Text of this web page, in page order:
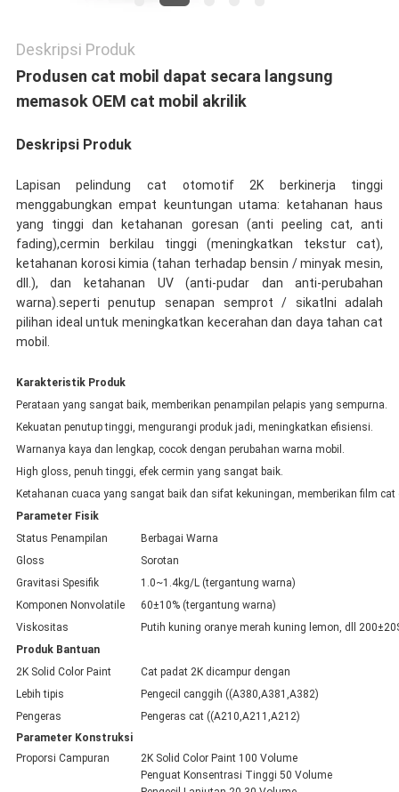
Deskripsi Produk
Produsen cat mobil dapat secara langsung
memasok OEM cat mobil akrilik
Deskripsi Produk
Lapisan pelindung cat otomotif 2K berkinerja tinggi
menggabungkan empat keuntungan utama: ketahanan haus
yang tinggi dan ketahanan goresan (anti peeling cat, anti
fading),cermin berkilau tinggi (meningkatkan tekstur cat),
ketahanan korosi kimia (tahan terhadap bensin / minyak mesin,
dll.), dan ketahanan UV (anti-pudar dan anti-perubahan
warna).seperti penutup senapan semprot / sikatIni adalah
pilihan ideal untuk meningkatkan kecerahan dan daya tahan cat
mobil.
Karakteristik Produk
Perataan yang sangat baik, memberikan penampilan pelapis yang sempurna.
Kekuatan penutup tinggi, mengurangi produk jadi, meningkatkan efisiensi.
Warnanya kaya dan lengkap, cocok dengan perubahan warna mobil.
High gloss, penuh tinggi, efek cermin yang sangat baik.
Ketahanan cuaca yang sangat baik dan sifat kekuningan, memberikan film
Parameter Fisik
Status Penampilan
Berbagai Warna
Gloss
Sorotan
Gravitasi Spesifik
1.0~1.4kg/L (tergantung warna)
Komponen Nonvolatile
60±10% (tergantung warna)
Viskositas
Putih kuning oranye merah kuning lemon, dll
Produk Bantuan
2K Solid Color Paint
Cat padat 2K dicampur dengan
Lebih tipis
Pengecil canggih ((A380,A381,A382)
Pengeras
Pengeras cat ((A210,A211,A212)
Parameter Konstruksi
Proporsi Campuran
2K Solid Color Paint 100 Volume
Penguat Konsentrasi Tinggi 50 Volume